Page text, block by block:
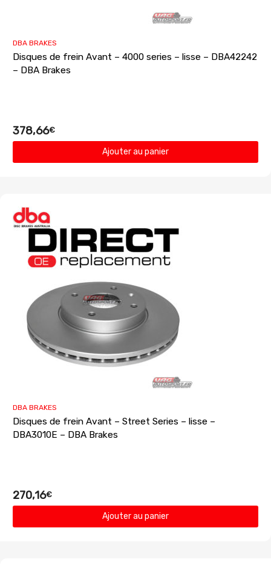
DBA BRAKES
Disques de frein Avant – 4000 series – lisse – DBA42242
– DBA Brakes
378,66€
Ajouter au panier
DBA BRAKES
Disques de frein Avant – Street Series – lisse –
DBA3010E – DBA Brakes
270,16€
Ajouter au panier